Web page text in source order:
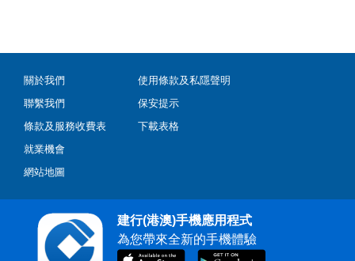
關於我們
聯繫我們
條款及服務收費表
就業機會
網站地圖
使用條款及私隱聲明
保安提示
下載表格
建行(港澳)手機應用程式
為您帶來全新的手機體驗